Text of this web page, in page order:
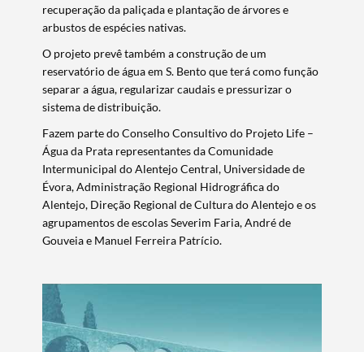
Categorias gerais
recuperação da paliçada e plantação de árvores e
arbustos de espécies nativas.
O projeto prevê também a construção de um
reservatório de água em S. Bento que terá como função
separar a água, regularizar caudais e pressurizar o
sistema de distribuição.
Fazem parte do Conselho Consultivo do Projeto Life –
Água da Prata representantes da Comunidade
Intermunicipal do Alentejo Central, Universidade de
Évora, Administração Regional Hidrográfica do
Alentejo, Direção Regional de Cultura do Alentejo e os
agrupamentos de escolas Severim Faria, André de
Gouveia e Manuel Ferreira Patrício.